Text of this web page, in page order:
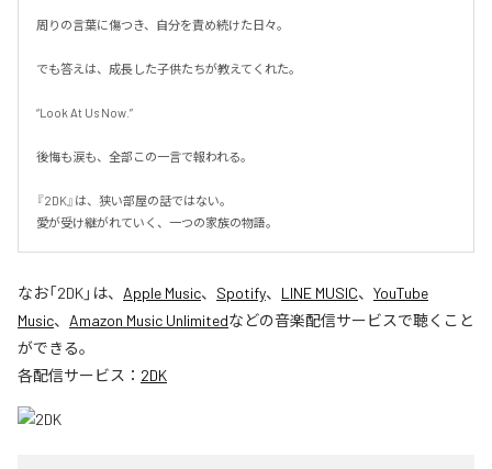
周りの言葉に傷つき、自分を責め続けた日々。
でも答えは、成長した子供たちが教えてくれた。
“Look At Us Now.”
後悔も涙も、全部この一言で報われる。
『2DK』は、狭い部屋の話ではない。
愛が受け継がれていく、一つの家族の物語。
なお「2DK」は、 Apple Music、 Spotify、 LINE MUSIC、 YouTube
Music、 Amazon Music Unlimitedなどの音楽配信サービスで聴くこと
ができる。
各配信サービス： 2DK